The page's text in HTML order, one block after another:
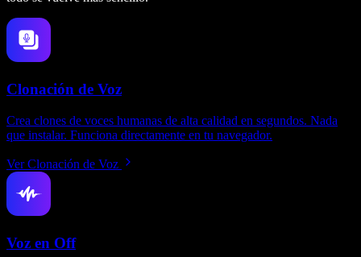
Clonación de Voz
Crea clones de voces humanas de alta calidad en segundos. Nada
que instalar. Funciona directamente en tu navegador.
Ver Clonación de Voz
Voz en Off